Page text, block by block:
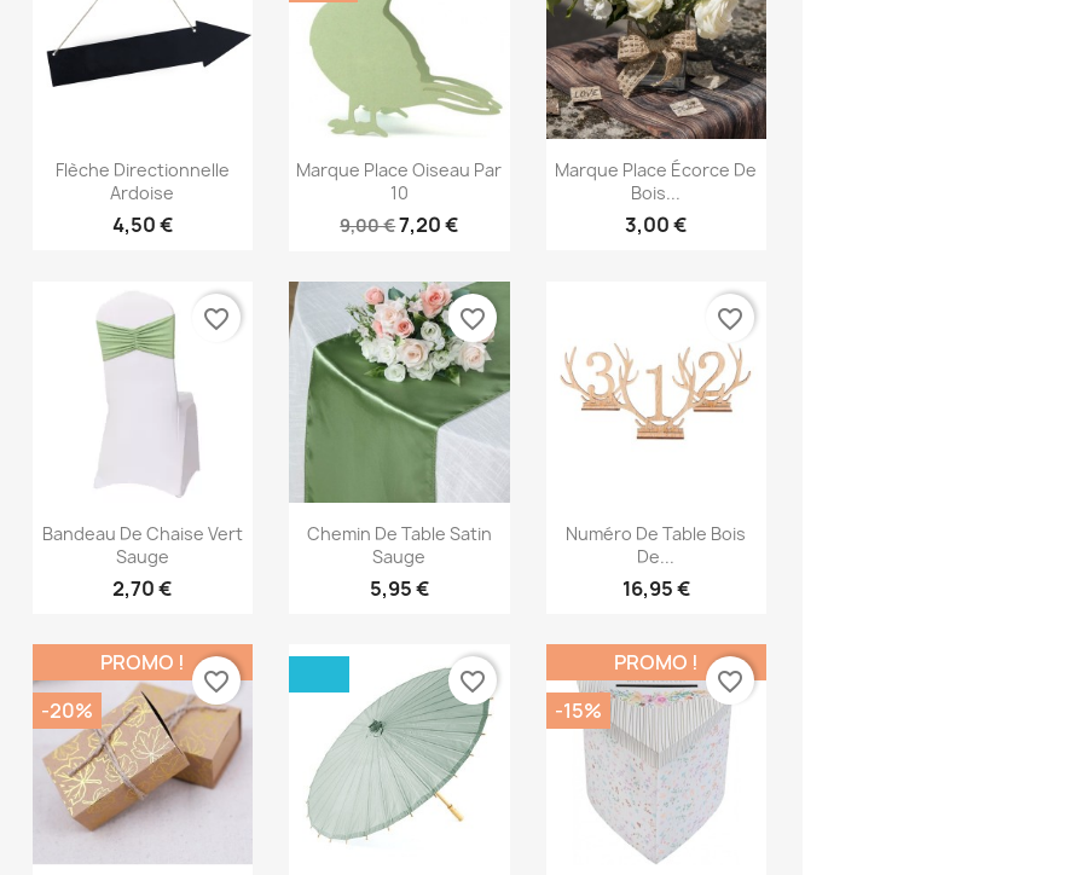
Aperçu rapide
Flèche Directionnelle
Ardoise
4,50 €
Aperçu rapide
Marque Place Oiseau Par
10
9,00 €7,20 €
Aperçu rapide
Marque Place Écorce De
Bois...
3,00 €
Aperçu rapide
Bandeau De Chaise Vert
Sauge
2,70 €
favorite_border
Aperçu rapide
Chemin De Table Satin
Sauge
5,95 €
favorite_border
Aperçu rapide
Numéro De Table Bois
De...
16,95 €
favorite_border
PROMO !
-20%
favorite_border favorite_border
PROMO !
-15%
favorite_border